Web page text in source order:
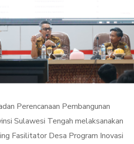
Perencanaan Pembangunan
Sulawesi Tengah melaksanakan
Fasilitator Desa Program Inovasi